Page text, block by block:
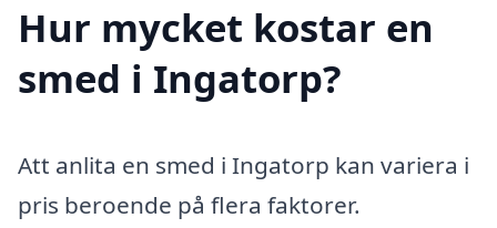
Hur mycket kostar en
smed i Ingatorp?
Att anlita en smed i Ingatorp kan variera i
pris beroende på flera faktorer.